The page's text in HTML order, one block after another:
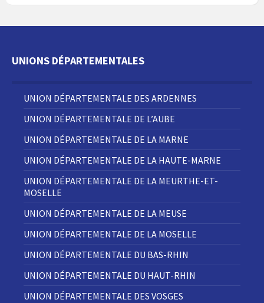
UNIONS DÉPARTEMENTALES
UNION DÉPARTEMENTALE DES ARDENNES
UNION DÉPARTEMENTALE DE L’AUBE
UNION DÉPARTEMENTALE DE LA MARNE
UNION DÉPARTEMENTALE DE LA HAUTE-MARNE
UNION DÉPARTEMENTALE DE LA MEURTHE-ET-
MOSELLE
UNION DÉPARTEMENTALE DE LA MEUSE
UNION DÉPARTEMENTALE DE LA MOSELLE
UNION DÉPARTEMENTALE DU BAS-RHIN
UNION DÉPARTEMENTALE DU HAUT-RHIN
UNION DÉPARTEMENTALE DES VOSGES